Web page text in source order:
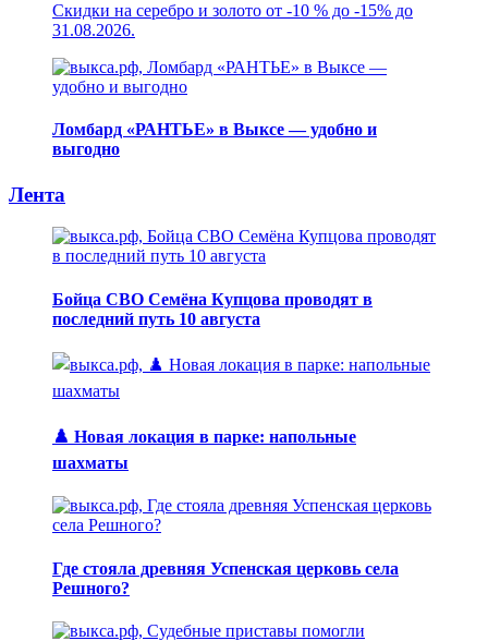
Скидки на серебро и золото от -10 % до -15% до
31.08.2026.
Ломбард «РАНТЬЕ» в Выксе — удобно и
выгодно
Лента
Бойца СВО Семёна Купцова проводят в
последний путь 10 августа
♟️ Новая локация в парке: напольные
шахматы
Где стояла древняя Успенская церковь села
Решного?